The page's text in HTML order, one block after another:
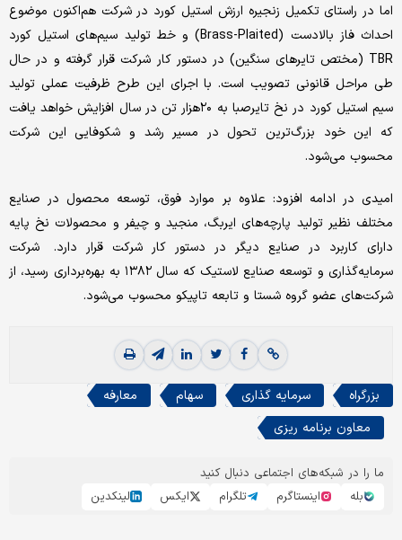
اما در راستای تکمیل زنجیره ارزش استیل کورد در شرکت هم‌‌‌اکنون موضوع
احداث فاز بالادست (Brass-Plaited) و خط تولید سیم‌‌‌های استیل کورد
TBR (مختص تایرهای سنگین) در دستور کار شرکت قرار گرفته و در حال
طی مراحل قانونی تصویب است. با اجرای این طرح ظرفیت عملی تولید
سیم استیل کورد در نخ تایرصبا به ۲۰‌هزار تن در سال افزایش خواهد یافت
که این خود بزرگ‌ترین تحول در مسیر رشد و شکوفایی این شرکت
محسوب می‌شود.
امیدی در ادامه افزود: علاوه بر موارد فوق، توسعه محصول در صنایع
مختلف نظیر تولید پارچه‌‌‌های ایربگ، منجید و چیفر و محصولات نخ پایه
دارای کاربرد در صنایع دیگر در دستور کار شرکت قرار دارد. شرکت
سرمایه‌گذاری و توسعه صنایع لاستیک که سال ۱۳۸۲ به بهره‌‌‌برداری رسید، از
شرکت‌های عضو گروه شستا و تابعه تاپیکو محسوب می‌شود.
بزرگراه سرمایه گذاری سهام
معارفه
معاون برنامه ریزی
ما را در شبکه‌های اجتماعی دنبال کنید
بله
اینستاگرم تلگرام ایکس لینکدین